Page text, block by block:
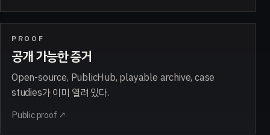
PROOF
공개 가능한 증거
Open-source, PublicHub, playable archive, case
studies가 이미 열려 있다.
Public proof ↗